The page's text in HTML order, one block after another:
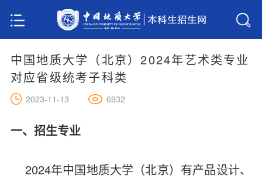
中国地质大学（北京）2024年艺术类专业
对应省级统考子科类
2023-11-13 6932
一、招生专业
2024年中国地质大学（北京）有产品设计、